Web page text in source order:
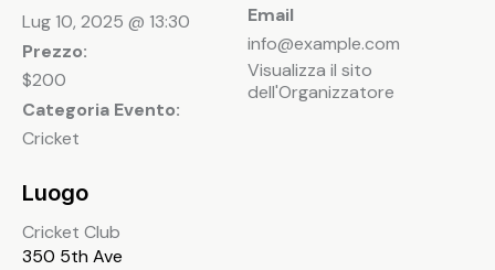
Lug 10, 2025 @ 13:30
Prezzo:
$200
Categoria Evento:
Cricket
Email
info@example.com
Visualizza il sito
dell'Organizzatore
Luogo
Cricket Club
350 5th Ave